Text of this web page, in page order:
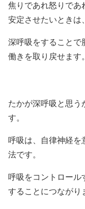
焦りであれ怒りであ
安定させたいときは
深呼吸をすることで
働きを取り戻せます。
たかが深呼吸と思う
す。
呼吸は、自律神経を
法です。
呼吸をコントロール
することにつながり